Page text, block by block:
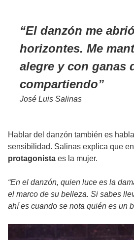
El danzón me abrió
horizontes. Me
alegre y con ganas
compartiendo
José Luis Salinas
Hablar del danzón también es
sensibilidad. Salinas explica que
protagonista es la mujer.
“En el danzón, quien luce es la
el marco de su belleza. Si sabes
ahí es cuando se nota quién es un